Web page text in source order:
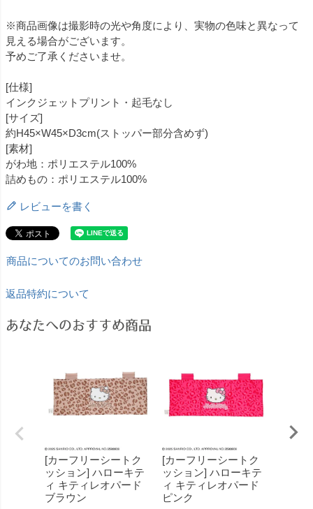
※商品画像は撮影時の光や角度により、実物の色味と異なって
見える場合がございます。
予めご了承くださいませ。
[仕様]
インクジェットプリント・起毛なし
[サイズ]
約H45×W45×D3cm(ストッパー部分含めず)
[素材]
がわ地：ポリエステル100%
詰めもの：ポリエステル100%
レビューを書く
商品についてのお問い合わせ
返品特約について
あなたへのおすすめ商品
[カーフリーシートク
ッション] ハローキテ
ィ キティレオパード
ブラウン
[カーフリーシートク
ッション] ハローキテ
ィ キティレオパード
ピンク